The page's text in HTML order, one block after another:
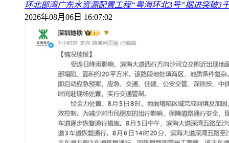
环北部湾广东水资源配置工程“粤海环北3号”掘进突破3
2026年08月06日 16:07:02